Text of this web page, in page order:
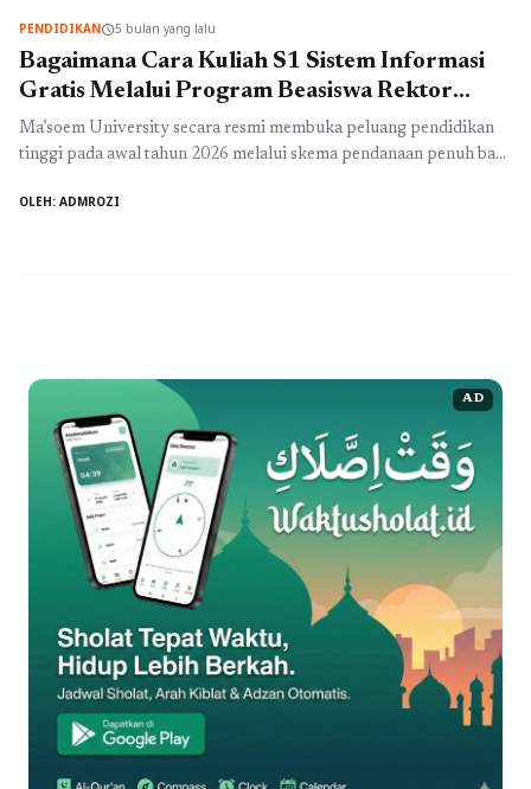
teknologi informasi canggih. Urgensi topik ini ...
Selengkapnya
PENDIDIKANschedule5 bulan yang lalu
Bagaimana Cara Kuliah S1 Sistem Informasi
Gratis Melalui Program Beasiswa Rektor
Kuota Terbatas
Ma’soem University secara resmi membuka peluang pendidikan
tinggi pada awal tahun 2026 melalui skema pendanaan penuh bagi
Kehadiran program studi Sistem Informasi S1 menjadi sangat
OLEH: ADMROZI
AD